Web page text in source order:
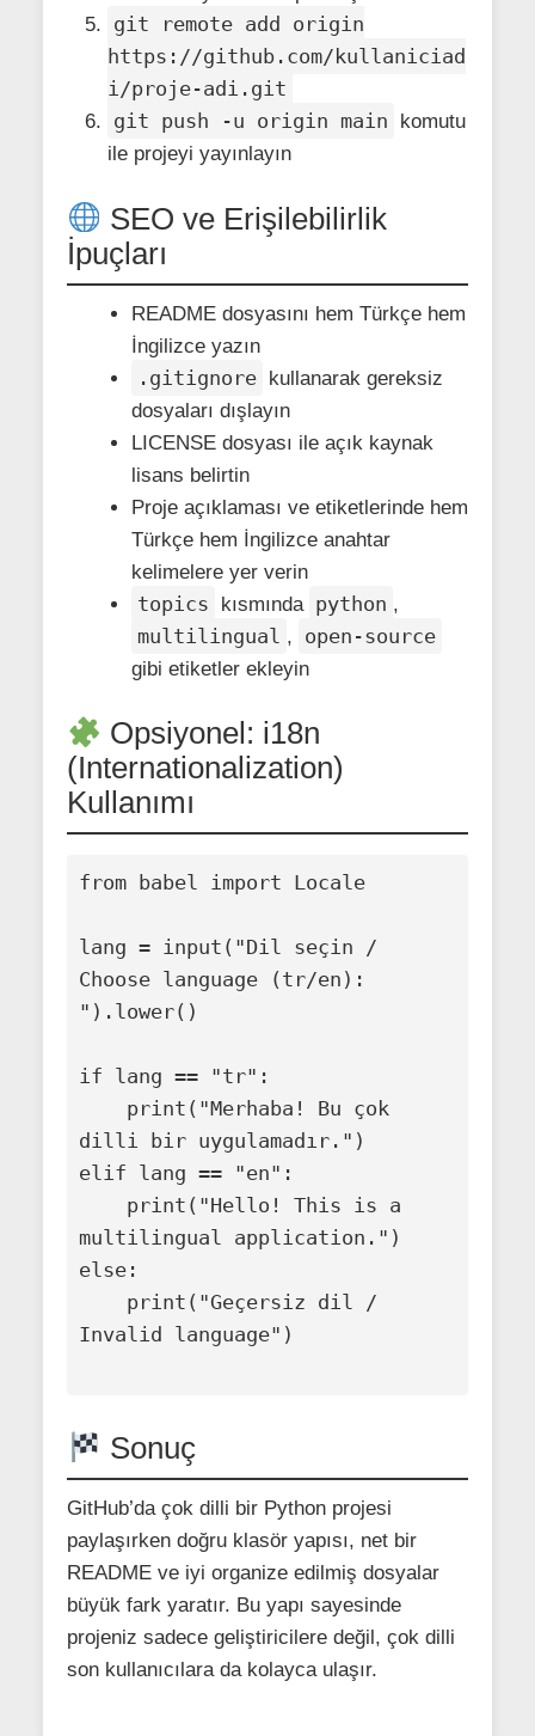
git remote add origin
https://github.com/kullaniciad
i/proje-adi.git
git push -u origin main
komutu
ile projeyi yayınlayın
SEO ve Erişilebilirlik
İpuçları
README dosyasını hem Türkçe hem
İngilizce yazın
.gitignore kullanarak gereksiz
dosyaları dışlayın
LICENSE dosyası ile açık kaynak
lisans belirtin
Proje açıklaması ve etiketlerinde hem
Türkçe hem İngilizce anahtar
kelimelere yer verin
topics kısmında python ,
multilingual , open-source
gibi etiketler ekleyin
Opsiyonel: i18n
(Internationalization)
Kullanımı
from babel import Locale
lang = input("Dil seçin /
Choose language (tr/en):
").lower()
if lang == "tr":
dilli bir uygulamadır.")
elif lang == "en":
multilingual application.")
else:
Invalid language")
Sonuç
GitHub’da çok dilli bir Python projesi
paylaşırken doğru klasör yapısı, net bir
README ve iyi organize edilmiş dosyalar
büyük fark yaratır. Bu yapı sayesinde
projeniz sadece geliştiricilere değil, çok dilli
son kullanıcılara da kolayca ulaşır.